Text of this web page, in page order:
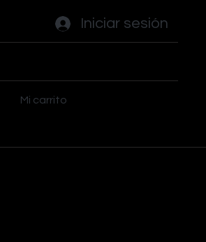
Iniciar sesión
Mi carrito